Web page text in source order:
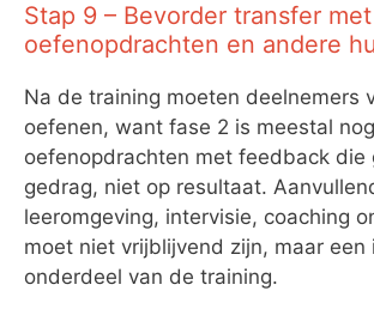
Stap 9 – Bevorder transfer met
oefenopdrachten en andere
Na de training moeten deelnemers
oefenen, want fase 2 is meestal
oefenopdrachten met feedback die
gedrag, niet op resultaat.
leeromgeving, intervisie, coaching
moet niet vrijblijvend zijn, maar een
onderdeel van de training.